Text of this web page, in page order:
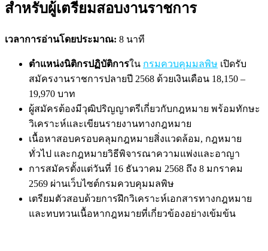
สำหรับผู้เตรียมสอบงานราชการ
เวลาการอ่านโดยประมาณ: 8 นาที
ตำแหน่งนิติกรปฏิบัติการใน กรมควบคุมมลพิษ เปิดรับ
สมัครงานราชการปลายปี 2568 ด้วยเงินเดือน 18,150 –
19,970 บาท
ผู้สมัครต้องมีวุฒิปริญญาตรีเกี่ยวกับกฎหมาย พร้อมทักษะ
วิเคราะห์และเขียนรายงานทางกฎหมาย
เนื้อหาสอบครอบคลุมกฎหมายสิ่งแวดล้อม, กฎหมาย
ทั่วไป และกฎหมายวิธีพิจารณาความแพ่งและอาญา
การสมัครตั้งแต่วันที่ 16 ธันวาคม 2568 ถึง 8 มกราคม
2569 ผ่านเว็บไซต์กรมควบคุมมลพิษ
เตรียมตัวสอบด้วยการฝึกวิเคราะห์เอกสารทางกฎหมาย
และทบทวนเนื้อหากฎหมายที่เกี่ยวข้องอย่างเข้มข้น